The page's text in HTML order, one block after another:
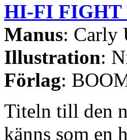
HI-FI FIGHT
Manus: Carly
Illustration:
Förlag:
Titeln till den
känns som